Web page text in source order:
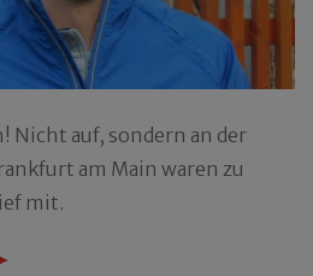
Nicht auf, sondern an der
am Main waren zu
mit.